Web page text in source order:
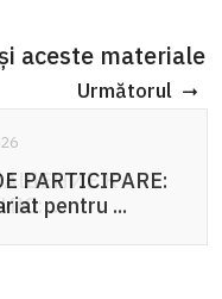
aceste materiale
Următorul
PARTICIPARE:
pentru ...